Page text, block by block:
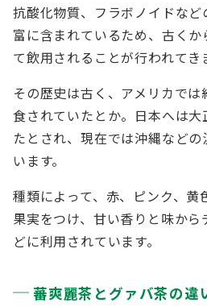
抗酸化物質、フラボノイドな
富に含まれているため、古く
て飲用されることが行われてき
その歴史は古く、アメリカで
食されていたとか。日本へは大
たとされ、現在では沖縄など
います。
種類によって、赤、ピンク、黄
果実をつけ、甘い香りと味から
どに利用されています。
蕃爽麗茶とグァバ茶の違